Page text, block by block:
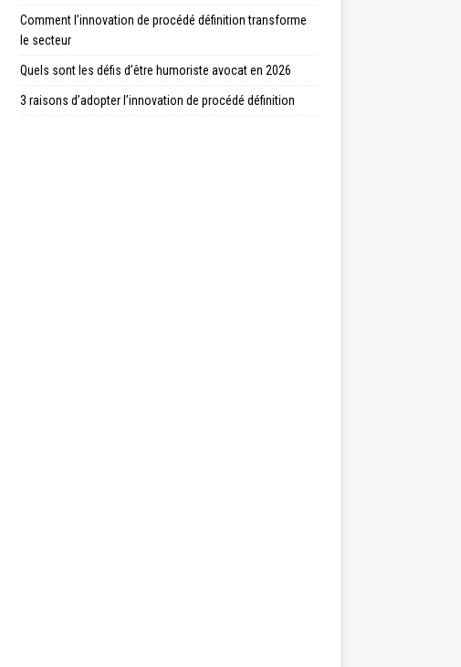
Comment l’innovation de procédé définition transforme
le secteur
Quels sont les défis d’être humoriste avocat en 2026
3 raisons d’adopter l’innovation de procédé définition